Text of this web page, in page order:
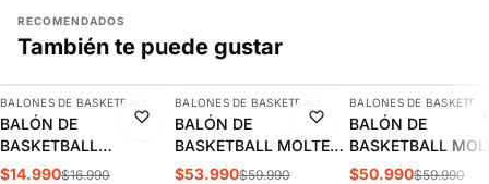
RECOMENDADOS
También te puede gustar
-12%
AGREGAR
BALONES DE BASKETBALL
BALÓN DE
BASKETBALL
SPALDING LAYUP T.3 |
$14.990$16.990
-10%
AGREGAR
BALONES DE BASKETBALL
BALÓN DE
BASKETBALL MOLTEN
BG3800 LNB |
$53.990$59.990
-15%
BALONES DE
BALÓN DE
BASKETBALL
BG3200 N°7 |
$50.990$59.990